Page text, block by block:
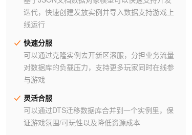
迭代，快速创建发放实例并导入数据支持游戏上
线运行
快速分服
可以通过克隆实例去开新区滚服，分担业务流量
对数据库的负载压力，支持更多玩家同时在线参
与游戏
灵活合服
可以通过DTS迁移数据库合并到一个实例里，保
证游戏氛围/可玩性以及降低资源成本